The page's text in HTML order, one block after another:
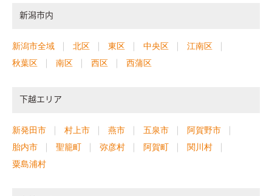
新潟市内
新潟市全域 北区 東区 中央区
江南区
秋葉区
南区 西区 西蒲区
下越エリア
新発田市 村上市 燕市 五泉市
阿賀野市
胎内市
聖籠町 弥彦村 阿賀町
関川村
粟島浦村